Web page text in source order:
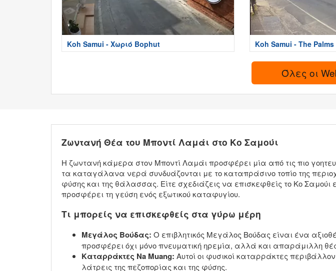
Koh Samui - Χωριό Bophut Koh Samui - The
Όλες οι
Ζωντανή Θέα του Μποντί Λαμάι στο Κο Σαμούι
Η ζωντανή κάμερα στον Μποντί Λαμάι προσφέρει μία από τις πιο
τα καταγάλανα νερά συνδυάζονται με το καταπράσινο τοπίο της
φύσης και της θάλασσας. Είτε σχεδιάζεις να επισκεφθείς το Κο
προσφέρει τη γεύση ενός εξωτικού καταφυγίου.
Τι μπορείς να επισκεφθείς στα γύρω μέρη
Μεγάλος Βούδας: Ο επιβλητικός Μεγάλος Βούδας είναι ένα
προσφέρει όχι μόνο πνευματική ηρεμία, αλλά και απαράμιλλη
Καταρράκτες Na Muang: Αυτοί οι φυσικοί καταρράκτες
λάτρεις της πεζοπορίας και της φύσης.